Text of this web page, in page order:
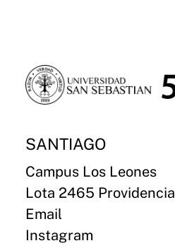
SANTIAGO
Campus Los Leones
Lota 2465 Providencia
Email
Instagram